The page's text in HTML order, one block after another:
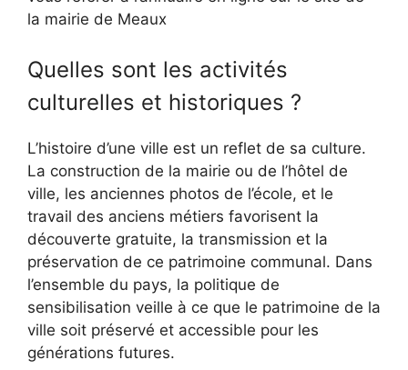
la mairie de Meaux
Quelles sont les activités
culturelles et historiques ?
L’histoire d’une ville est un reflet de sa culture.
La construction de la mairie ou de l’hôtel de
ville, les anciennes photos de l’école, et le
travail des anciens métiers favorisent la
découverte gratuite, la transmission et la
préservation de ce patrimoine communal. Dans
l’ensemble du pays, la politique de
sensibilisation veille à ce que le patrimoine de la
ville soit préservé et accessible pour les
générations futures.